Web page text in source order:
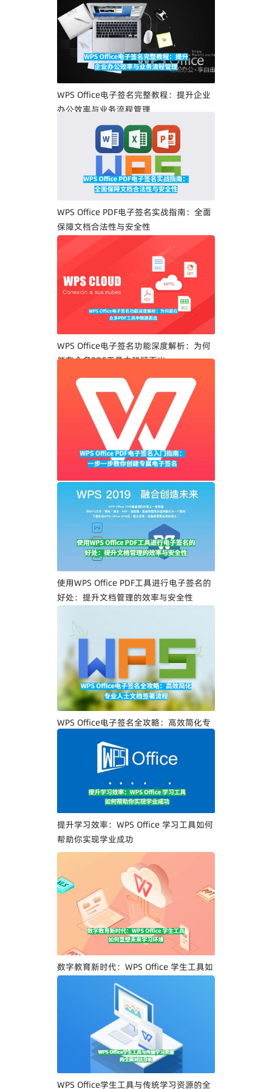
WPS Office电子签名完整教程：提升企业
办公效率与业务流程管理
WPS Office PDF电子签名实战指南：全面
保障文档合法性与安全性
WPS Office电子签名功能深度解析：为何
能在众多PDF工具中脱颖而出
WPS Office PDF电子签名入门指南：一步
一步教你创建专属电子签名
使用WPS Office PDF工具进行电子签名的
好处：提升文档管理的效率与安全性
WPS Office电子签名全攻略：高效简化专
提升学习效率：WPS Office 学习工具如何
帮助你实现学业成功
数字教育新时代：WPS Office 学生工具如
何重塑未来学习环境
WPS Office学生工具与传统学习资源的全